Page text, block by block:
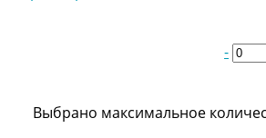
-
Выбрано максимальное